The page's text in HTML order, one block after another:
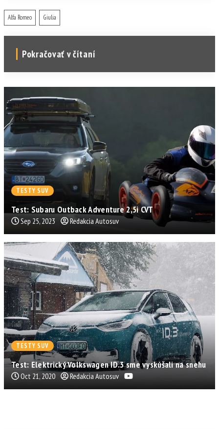
Alfa Romeo Giulia
Pokračovať v čítaní
TESTY SUV
Test: Subaru Outback Adventure 2,5i CVT
Sep 25, 2023 Redakcia Autosuv
TESTY SUV
Test: Elektrický Volkswagen ID.3 sme vyskúšali na snehu
Oct 21, 2020 Redakcia Autosuv